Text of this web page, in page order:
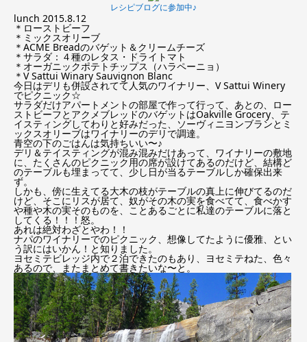
レシピブログに参加中♪
lunch 2015.8.12
＊ローストビーフ
＊ミックスオリーブ
＊ACME Breadのバゲット＆クリームチーズ
＊サラダ：４種のレタス・ドライトマト
＊オーガニックポテトチップス（ハラペーニョ）
＊V Sattui Winary Sauvignon Blanc
今日はデリも併設されてて人気のワイナリー、V Sattui Winery
でピクニック☆
サラダだけアパートメントの部屋で作って行って、あとの、ロー
ストビーフとアクメブレッドのバゲットはOakville Grocery、テ
イスティングしてわりと好みだった、ソーヴィニヨンブランとミ
ックスオリーブはワイナリーのデリで調達。
青空の下のごはんは気持ちいい〜♪
デリ＆テイスティングが混み混みだけあって、ワイナリーの敷地
に、たくさんのピクニック用の席が設けてあるのだけど、結構ど
のテーブルも埋まってて、少し日が当るテーブルしか確保出来
ず。
しかも、傍に生えてる大木の枝がテーブルの真上に伸びてるのだ
けど、そこにリスが居て、奴がその木の実を食べてて、食べかす
や種や木の実そのものを、ことあるごとに私達のテーブルに落と
してくる！！！怒。
あれは絶対わざとやわ！！
ナパのワイナリーでのピクニック、想像してたように優雅、とい
う訳にはいかん！と知りました。
ヨセミテビレッジ内で２泊できたのもあり、ヨセミテねた、色々
あるので、またまとめて書きたいな〜と。